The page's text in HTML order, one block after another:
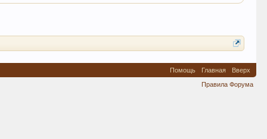
Помощь Главная
Вверх
Правила Форума